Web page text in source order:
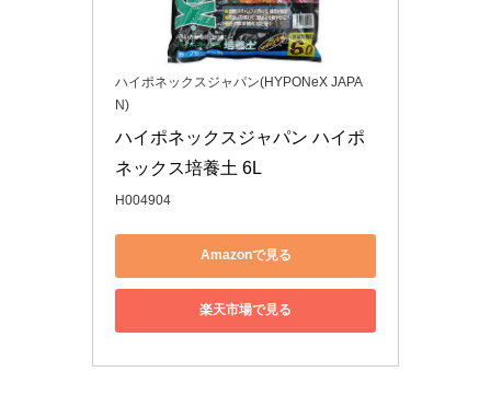
ハイポネックスジャパン(HYPONeX JAPA
N)
ハイポネックスジャパン ハイポ
ネックス培養土 6L
H004904
Amazonで見る
楽天市場で見る